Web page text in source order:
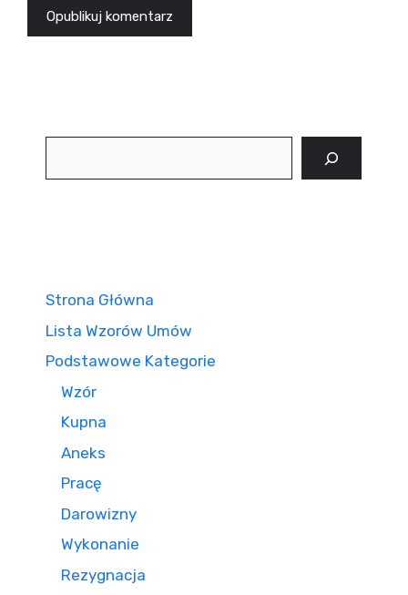
Strona Główna
Lista Wzorów Umów
Podstawowe Kategorie
Wzór
Kupna
Aneks
Pracę
Darowizny
Wykonanie
Rezygnacja